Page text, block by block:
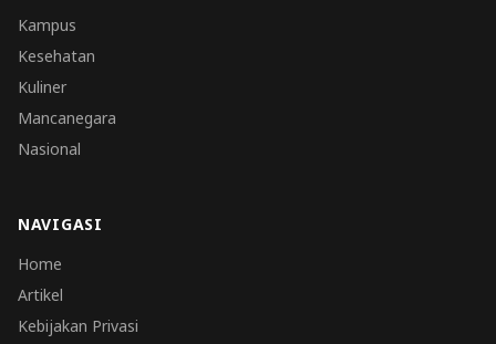
Kampus
Kesehatan
Kuliner
Mancanegara
Nasional
NAVIGASI
Home
Artikel
Kebijakan Privasi